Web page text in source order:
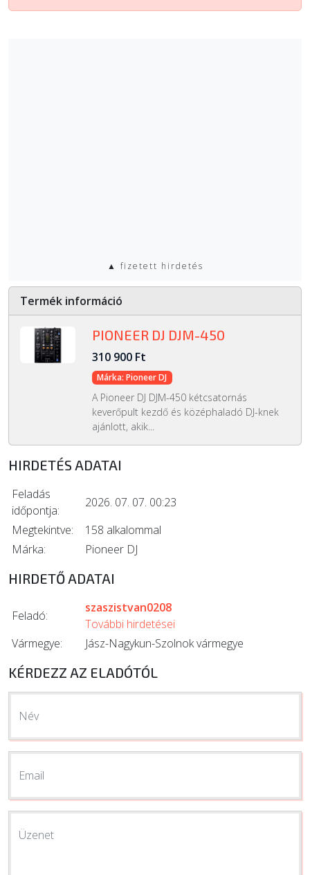
▲ fizetett hirdetés
Termék információ
PIONEER DJ DJM-450
310 900 Ft
Márka: Pioneer DJ
A Pioneer DJ DJM-450 kétcsatornás
keverőpult kezdő és középhaladó DJ-knek
ajánlott, akik...
HIRDETÉS ADATAI
Feladás
időpontja:
2026. 07. 07. 00:23
Megtekintve:
158 alkalommal
Márka:
Pioneer DJ
HIRDETŐ ADATAI
Feladó:
szaszistvan0208
További hirdetései
Vármegye:
Jász-Nagykun-Szolnok vármegye
KÉRDEZZ AZ ELADÓTÓL
Név
Email
Üzenet